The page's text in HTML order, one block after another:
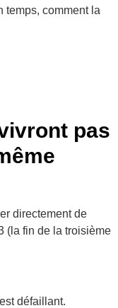
temps, comment la
pas
directement de
(la fin de la troisième
défaillant.